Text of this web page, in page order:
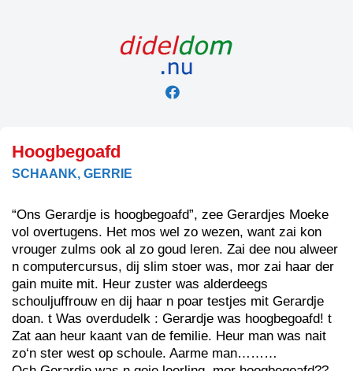
Hoogbegoafd
SCHAANK, GERRIE
“Ons Gerardje is hoogbegoafd”, zee Gerardjes Moeke
vol overtugens. Het mos wel zo wezen, want zai kon
vrouger zulms ook al zo goud leren. Zai dee nou alweer
n computercursus, dij slim stoer was, mor zai haar der
gain muite mit. Heur zuster was alderdeegs
schouljuffrouw en dij haar n poar testjes mit Gerardje
doan. t Was overdudelk : Gerardje was hoogbegoafd! t
Zat aan heur kaant van de femilie. Heur man was nait
zo‘n ster west op schoule. Aarme man………